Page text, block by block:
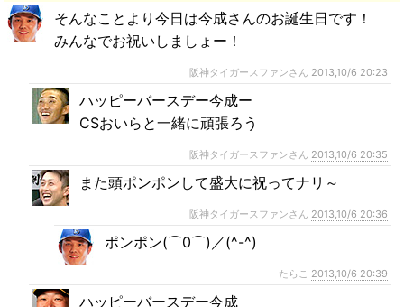
そんなことより今日は今成さんのお誕生日です！
みんなでお祝いしましょー！
阪神タイガースファンさん 2013,10/6 20:23
ハッピーバースデー今成ー
CSおいらと一緒に頑張ろう
阪神タイガースファンさん 2013,10/6 20:35
また頭ポンポンして盛大に祝ってナリ～
阪神タイガースファンさん 2013,10/6 20:36
ポンポン(⌒0⌒)／(^-^)
たらこ 2013,10/6 20:39
ハッピーバースデー今成